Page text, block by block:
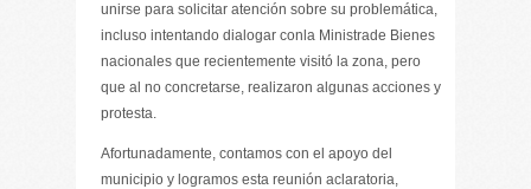
unirse para solicitar atención sobre su problemática,
incluso intentando dialogar conla Ministrade Bienes
nacionales que recientemente visitó la zona, pero
que al no concretarse, realizaron algunas acciones y
protesta.
Afortunadamente, contamos con el apoyo del
municipio y logramos esta reunión aclaratoria,